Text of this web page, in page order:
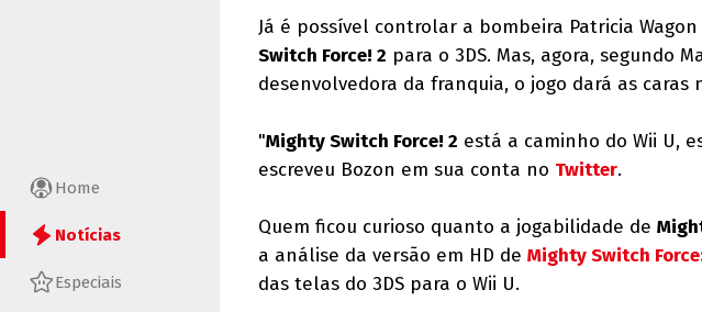
Home
Notícias
Especiais
Já é possível controlar a bombeira Patricia
Switch Force! 2 para o 3DS. Mas, agora, segundo
desenvolvedora da franquia, o jogo dará as caras
"Mighty Switch Force! 2 está a caminho do Wii U,
escreveu Bozon em sua conta no Twitter.
Quem ficou curioso quanto a jogabilidade de
a análise da versão em HD de Mighty Switch
das telas do 3DS para o Wii U.